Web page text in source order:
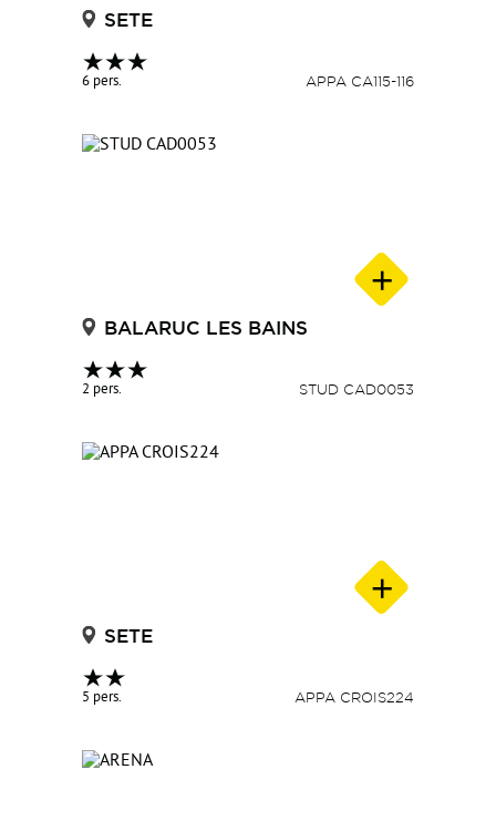
SETE
6 pers. APPA CA115-116
BALARUC LES BAINS
2 pers. STUD CAD0053
SETE
5 pers. APPA CROIS224